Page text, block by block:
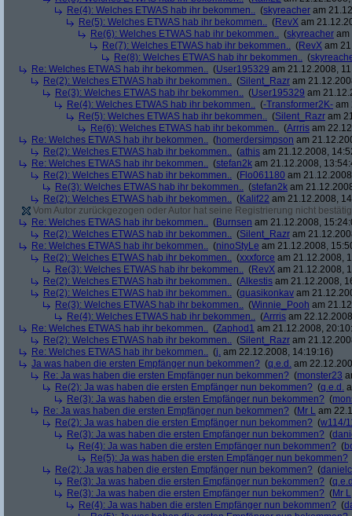
Re(4): Welches ETWAS hab ihr bekommen.. (skyreacher am
Re(5): Welches ETWAS hab ihr bekommen.. (RevX am
Re(6): Welches ETWAS hab ihr bekommen.. (skyreacher am
Re(7): Welches ETWAS hab ihr bekommen.. (RevX am
Re(8): Welches ETWAS hab ihr bekommen.. (
Re: Welches ETWAS hab ihr bekommen.. (User195329 am 21.12.2008,
Re(2): Welches ETWAS hab ihr bekommen.. (Silent_Razr am
Re(3): Welches ETWAS hab ihr bekommen.. (User195329 am
Re(4): Welches ETWAS hab ihr bekommen.. (-Transformer2K- am
Re(5): Welches ETWAS hab ihr bekommen.. (Silent_Razr am
Re(6): Welches ETWAS hab ihr bekommen.. (Arrris am
Re: Welches ETWAS hab ihr bekommen.. (homerdersimpson am
Re(2): Welches ETWAS hab ihr bekommen.. (athis am 21.12.2008,
Re: Welches ETWAS hab ihr bekommen.. (stefan2k am 21.12.2008,
Re(2): Welches ETWAS hab ihr bekommen.. (Flo061180 am
Re(3): Welches ETWAS hab ihr bekommen.. (stefan2k am
Re(2): Welches ETWAS hab ihr bekommen.. (Kalif22 am 21.12.2008,
Vom Autor zurückgezogen oder Autor hat seine Registrierung nicht
Re: Welches ETWAS hab ihr bekommen.. (Burnsen am 21.12.2008,
Re(2): Welches ETWAS hab ihr bekommen.. (Silent_Razr am
Re: Welches ETWAS hab ihr bekommen.. (ninoStyLe am 21.12.2008,
Re(2): Welches ETWAS hab ihr bekommen.. (xxxforce am 21.12.2008,
Re(3): Welches ETWAS hab ihr bekommen.. (RevX am 21.12.2008,
Re(2): Welches ETWAS hab ihr bekommen.. (Alkestis am 21.12.2008,
Re(2): Welches ETWAS hab ihr bekommen.. (quasikonkav am
Re(3): Welches ETWAS hab ihr bekommen.. (Winnie_Pooh am
Re(4): Welches ETWAS hab ihr bekommen.. (Arrris am
Re: Welches ETWAS hab ihr bekommen.. (Zaphod1 am 21.12.2008,
Re(2): Welches ETWAS hab ihr bekommen.. (Silent_Razr am
Re: Welches ETWAS hab ihr bekommen.. (j. am 22.12.2008, 14:19:16)
Ja was haben die ersten Empfänger nun bekommen? (q.e.d. am
Re: Ja was haben die ersten Empfänger nun bekommen? (monster23
Re(2): Ja was haben die ersten Empfänger nun bekommen? (q.e.d.
Re(3): Ja was haben die ersten Empfänger nun bekommen? (
Re: Ja was haben die ersten Empfänger nun bekommen? (Mr L am
Re(2): Ja was haben die ersten Empfänger nun bekommen? (w114/
Re(3): Ja was haben die ersten Empfänger nun bekommen? (
Re(4): Ja was haben die ersten Empfänger nun bekommen? (
Re(5): Ja was haben die ersten Empfänger nun bekommen?
Re(2): Ja was haben die ersten Empfänger nun bekommen? (
Re(3): Ja was haben die ersten Empfänger nun bekommen? (
Re(3): Ja was haben die ersten Empfänger nun bekommen? (Mr L
Re(4): Ja was haben die ersten Empfänger nun bekommen? (